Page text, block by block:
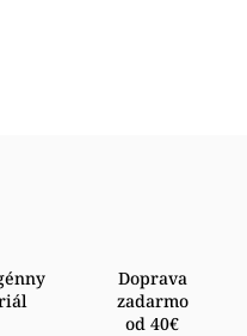
Doprava
zadarmo
od 40€